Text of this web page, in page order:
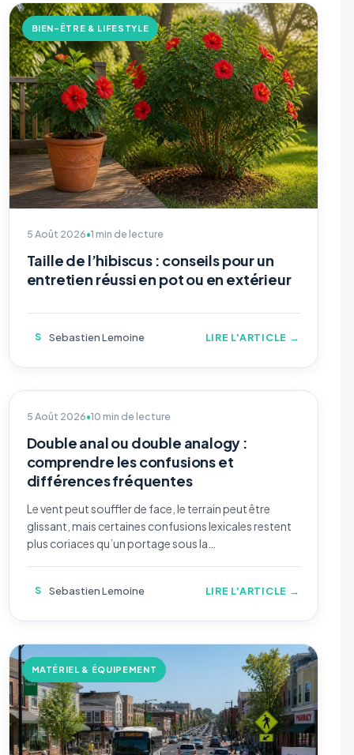
BIEN-ÊTRE & LIFESTYLE
5 Août 2026•1 min de lecture
Taille de l’hibiscus : conseils pour un
entretien réussi en pot ou en extérieur
S Sebastien Lemoine LIRE L'ARTICLE →
BIEN-ÊTRE & LIFESTYLE
5 Août 2026•10 min de lecture
Double anal ou double analogy :
comprendre les confusions et
différences fréquentes
Le vent peut souffler de face, le terrain peut être
glissant, mais certaines confusions lexicales restent
plus coriaces qu’un portage sous la…
S Sebastien Lemoine LIRE L'ARTICLE →
MATÉRIEL & ÉQUIPEMENT